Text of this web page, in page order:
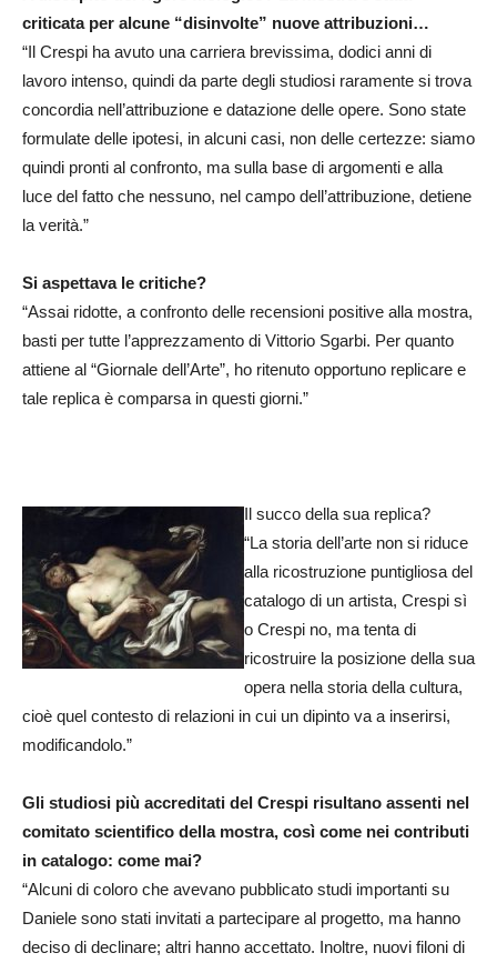
criticata per alcune “disinvolte” nuove attribuzioni…
“Il Crespi ha avuto una carriera brevissima, dodici anni di
lavoro intenso, quindi da parte degli studiosi raramente si trova
concordia nell’attribuzione e datazione delle opere. Sono state
formulate delle ipotesi, in alcuni casi, non delle certezze: siamo
quindi pronti al confronto, ma sulla base di argomenti e alla
luce del fatto che nessuno, nel campo dell’attribuzione, detiene
la verità.”
Si aspettava le critiche?
“Assai ridotte, a confronto delle recensioni positive alla mostra,
basti per tutte l’apprezzamento di Vittorio Sgarbi. Per quanto
attiene al “Giornale dell’Arte”, ho ritenuto opportuno replicare e
tale replica è comparsa in questi giorni.”
Il succo della sua replica?
“La storia dell’arte non si riduce
alla ricostruzione puntigliosa del
catalogo di un artista, Crespi sì
o Crespi no, ma tenta di
ricostruire la posizione della sua
opera nella storia della cultura,
cioè quel contesto di relazioni in cui un dipinto va a inserirsi,
modificandolo.”
Gli studiosi più accreditati del Crespi risultano assenti nel
comitato scientifico della mostra, così come nei contributi
in catalogo: come mai?
“Alcuni di coloro che avevano pubblicato studi importanti su
Daniele sono stati invitati a partecipare al progetto, ma hanno
deciso di declinare; altri hanno accettato. Inoltre, nuovi filoni di